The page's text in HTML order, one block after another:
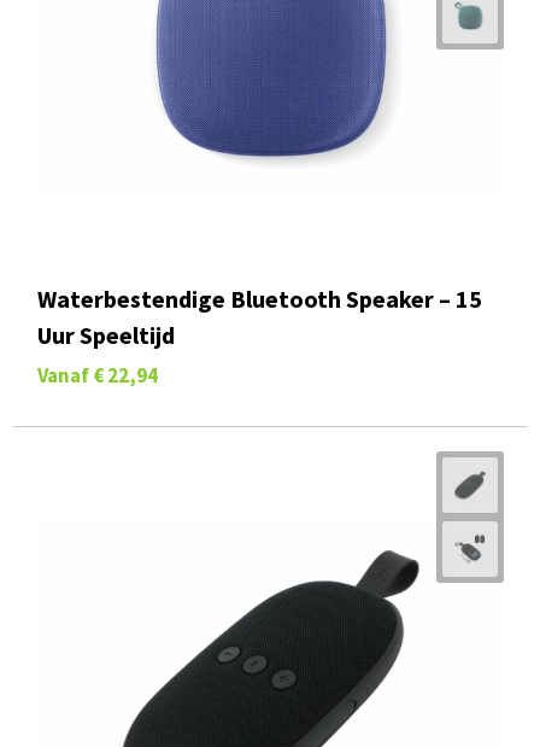
Waterbestendige Bluetooth Speaker – 15
Uur Speeltijd
Vanaf € 22,94